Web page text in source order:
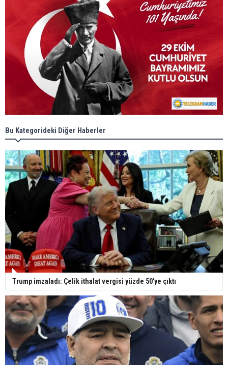
Bu Kategorideki Diğer Haberler
Trump imzaladı: Çelik ithalat vergisi yüzde 50'ye çıktı